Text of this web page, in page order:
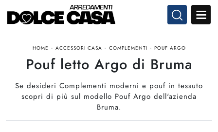
HOME - ACCESSORI CASA - COMPLEMENTI - POUF ARGO
Pouf letto Argo di Bruma
Se desideri Complementi moderni e pouf in tessuto
scopri di più sul modello Pouf Argo dell'azienda
Bruma.